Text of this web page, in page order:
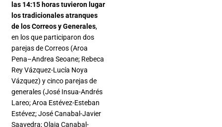
las 14:15 horas tuvieron lugar
los tradicionales atranques
de los Correos y Generales,
en los que participaron dos
parejas de Correos (Aroa
Pena–Andrea Seoane; Rebeca
Rey Vázquez-Lucía Noya
Vázquez) y cinco parejas de
generales (José Insua-Andrés
Lareo; Aroa Estévez-Esteban
Estévez; José Canabal-Javier
Saavedra; Olaia Canabal-